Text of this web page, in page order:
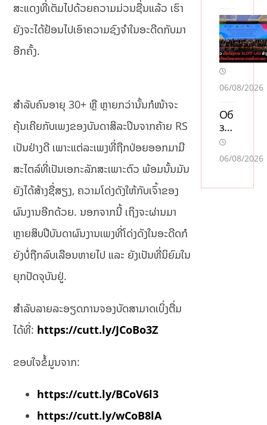
ສະແດງທີ່ເຕັມໄປດ້ວຍຄວາມມ່ວນຊື່ນແລ້ວ ເຮົາ
ຍັງຈະໄດ້ຢ້ອນໄປເອົາຄວາມຊົງຈໍາໃນອະດີດກັບມາ
ອີກຄັ້ງ.
ສໍາລັບຄົນອາຍຸ 30+ ຫຼື ຫຼາຍກວ່ານັ້ນກໍໜ້າຈະ
ຄຸ້ນເຄີຍກັບເພງຂອງບັນດາສິລະປິນຈາກຄ້າຍ RS
ເປັນຢ່າງດີ ເພາະແຕ່ລະເພງທີ່ຖືກປ່ອຍອອກມາມີ
ສະໄຕລ໌ທີ່ເປັນເອກະລັກສະເພາະຕົວ ພ້ອມນັ້ນມັນ
ຍັງໄດ້ສ້າງຊື່ສຽງ, ຄວາມໂດ່ງດັງໃຫ້ກັບເຈົ້າຂອງ
ຜົນງານອີກດ້ວຍ. ນອກຈາກນີ້ ເຖິງຈະຜ່ານມາ
ຫຼາຍສິບປີບັນດາຜົນງານເພງທີ່ໂດ່ງດັງໃນອະດີດກໍ
ຍັງບໍ່ຖືກລົບເລືອນຫາຍໄປ ແລະ ຍັງເປັນທີ່ນິຍົມໃນ
ຍຸກປັດຈຸບັນຢູ່.
ສຳລັບລາຍລະອຽດການຈອງບັດສາມາດເບິ່ງຕື່ມ
ໄດ້ທີ່: https://cutt.ly/JCoBo3Z
ຂອບໃຈຂໍ້ມູນຈາກ:
https://cutt.ly/BCoV6l3
https://cutt.ly/wCoB8lA
06/08/2026
Об
зо
р
слу
жб
по
06/08/2026